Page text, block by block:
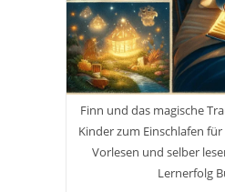
Finn und das magische
Kinder zum Einschlafen
Vorlesen und selber
Lernerfolg